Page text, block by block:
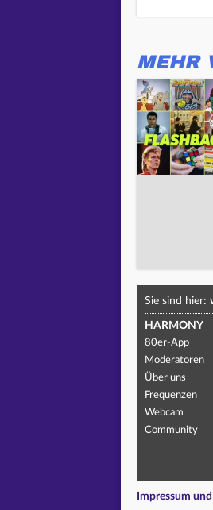
MEHR
Sie sind hier:
HARMONY
80er-App
Moderatoren
Über uns
Frequenzen
Webcam
Community
Impressum